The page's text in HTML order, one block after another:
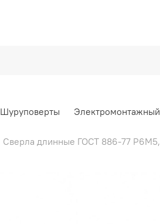
Шуруповерты
Сверла длинные ГОСТ 886-77